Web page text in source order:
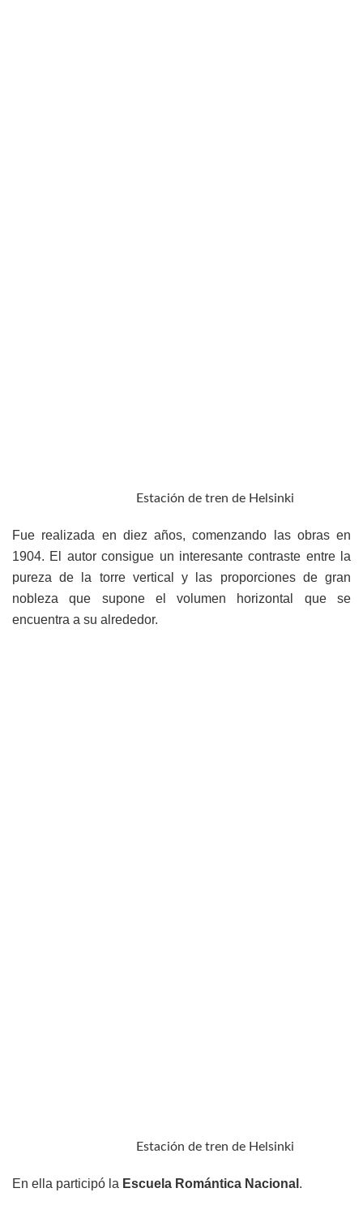
Estación de tren de Helsinki
Fue realizada en diez años, comenzando las obras en
1904. El autor consigue un interesante contraste entre la
pureza de la torre vertical y las proporciones de gran
nobleza que supone el volumen horizontal que se
encuentra a su alrededor.
Estación de tren de Helsinki
En ella participó la Escuela Romántica Nacional .